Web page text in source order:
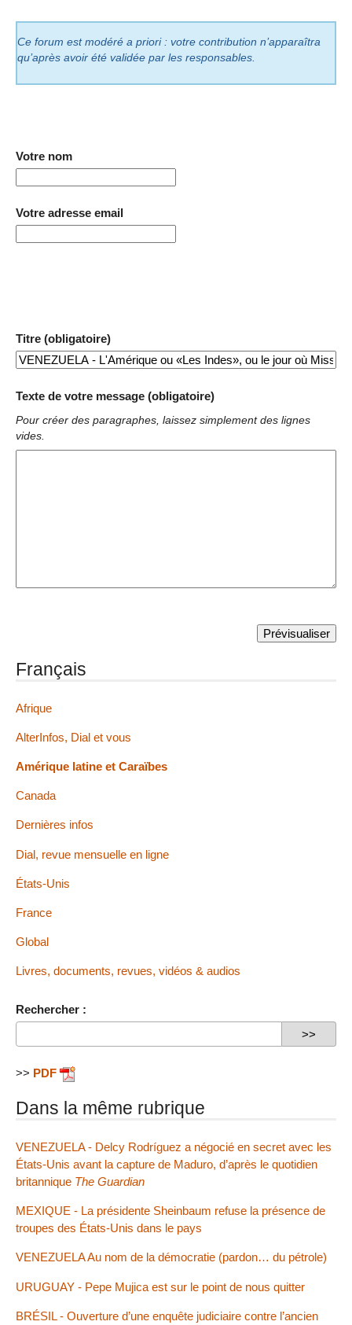
Ce forum est modéré a priori : votre contribution n’apparaîtra
qu’après avoir été validée par les responsables.
Votre nom
Votre adresse email
Titre (obligatoire)
Texte de votre message (obligatoire)
Pour créer des paragraphes, laissez simplement des lignes
vides.
Français
Afrique
AlterInfos, Dial et vous
Amérique latine et Caraïbes
Canada
Dernières infos
Dial, revue mensuelle en ligne
États-Unis
France
Global
Livres, documents, revues, vidéos & audios
Rechercher :
>> PDF
Dans la même rubrique
VENEZUELA - Delcy Rodríguez a négocié en secret avec les
États-Unis avant la capture de Maduro, d’après le quotidien
britannique The Guardian
MEXIQUE - La présidente Sheinbaum refuse la présence de
troupes des États-Unis dans le pays
VENEZUELA Au nom de la démocratie (pardon… du pétrole)
URUGUAY - Pepe Mujica est sur le point de nous quitter
BRÉSIL - Ouverture d’une enquête judiciaire contre l’ancien